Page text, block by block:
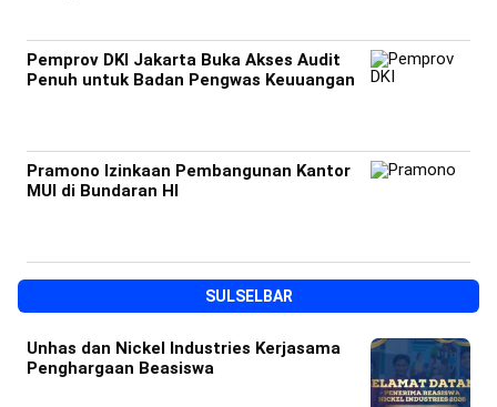
Pemprov DKI Jakarta Buka Akses Audit
Penuh untuk Badan Pengwas Keuuangan
Pramono Izinkaan Pembangunan Kantor
MUI di Bundaran HI
SULSELBAR
Unhas dan Nickel Industries Kerjasama
Penghargaan Beasiswa